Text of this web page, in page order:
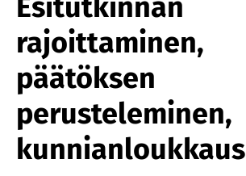
Esitutkinnan
rajoittaminen,
päätöksen
perusteleminen,
kunnianloukkaus